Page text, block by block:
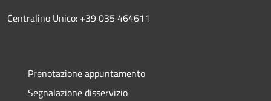
Centralino Unico: +39 035 464611
Prenotazione appuntamento
Segnalazione disservizio